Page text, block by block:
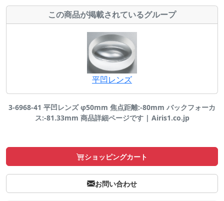
この商品が掲載されているグループ
平凹レンズ
3-6968-41 平凹レンズ φ50mm 焦点距離:-80mm バックフォーカ
ス:-81.33mm 商品詳細ページです | Airis1.co.jp
ショッピングカート
お問い合わせ